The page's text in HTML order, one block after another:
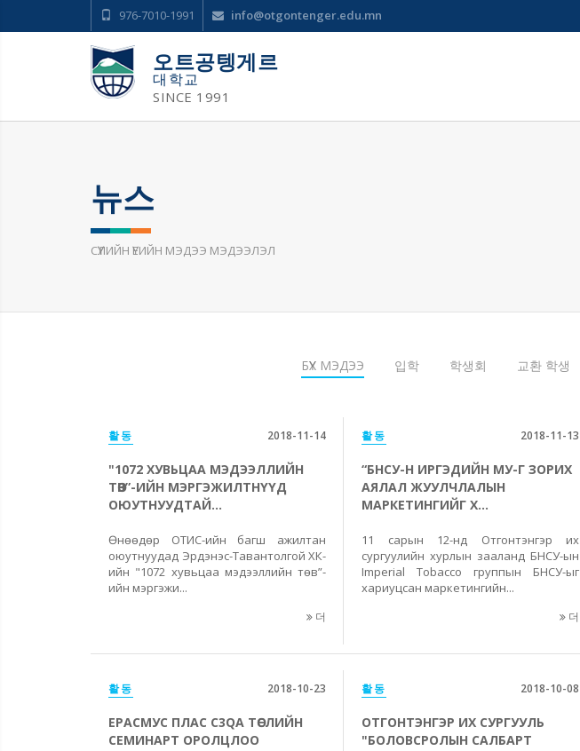
976-7010-1991 info@otgontenger.edu.mn
오트공텡게르
대학교
SINCE 1991
뉴스
СҮҮЛИЙН ҮЕИЙН МЭДЭЭ МЭДЭЭЛЭЛ
БҮХ МЭДЭЭ 입학 학생회 교환 학생
활동 2018-11-14
"1072 ХУВЬЦАА МЭДЭЭЛЛИЙН
ТӨВ”-ИЙН МЭРГЭЖИЛТНҮҮД
ОЮУТНУУДТАЙ...
Өнөөдөр ОТИС-ийн багш ажилтан
оюутнуудад Эрдэнэс-Тавантолгой ХК-
ийн "1072 хувьцаа мэдээллийн төв”-
ийн мэргэжи...
더
활동 2018-11-13
“БНСУ-Н ИРГЭДИЙН МУ-Г ЗОРИХ
АЯЛАЛ ЖУУЛЧЛАЛЫН
МАРКЕТИНГИЙГ Х...
11 сарын 12-нд Отгонтэнгэр их
сургуулийн хурлын зааланд БНСУ-ын
Imperial Tobacco группын БНСУ-ыг
хариуцсан маркетингийн...
더
활동 2018-10-23
ЕРАСМУС ПЛАС C3QA ТӨСЛИЙН
СЕМИНАРТ ОРОЛЦЛОО
활동 2018-10-08
ОТГОНТЭНГЭР ИХ СУРГУУЛЬ
"БОЛОВСРОЛЫН САЛБАРТ